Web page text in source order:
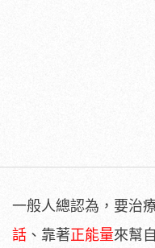
一般人總認為，要治
話 、靠著正能量來幫